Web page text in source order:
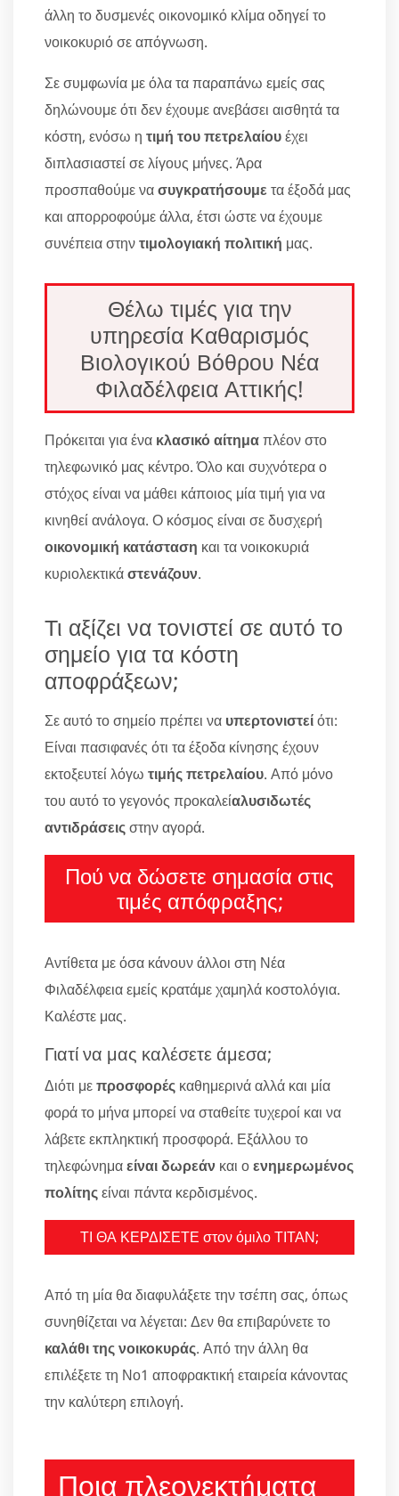
άλλη το δυσμενές οικονομικό κλίμα οδηγεί το
νοικοκυριό σε απόγνωση.
Σε συμφωνία με όλα τα παραπάνω εμείς σας
δηλώνουμε ότι δεν έχουμε ανεβάσει αισθητά τα
κόστη, ενόσω η τιμή του πετρελαίουέχει
διπλασιαστεί σε λίγους μήνες. Άρα
προσπαθούμε νασυγκρατήσουμε τα έξοδά μας
και απορροφούμε άλλα, έτσι ώστε να έχουμε
συνέπεια στηντιμολογιακή πολιτική μας.
Θέλω τιμές για την
υπηρεσία Καθαρισμός
Βιολογικού Βόθρου Νέα
Φιλαδέλφεια Αττικής!
Πρόκειται για ένα κλασικό αίτημαπλέον στο
τηλεφωνικό μας κέντρο. Όλο και συχνότερα ο
στόχος είναι να μάθει κάποιος μία τιμή για να
κινηθεί ανάλογα. Ο κόσμος είναι σε δυσχερή
οικονομική κατάσταση και τα νοικοκυριά
κυριολεκτικάστενάζουν.
Τι αξίζει να τονιστεί σε αυτό το
σημείο για τα κόστη
αποφράξεων;
Σε αυτό το σημείο πρέπει να υπερτονιστείότι:
Είναι πασιφανές ότι τα έξοδα κίνησης έχουν
εκτοξευτεί λόγω τιμής πετρελαίου. Από μόνο
του αυτό το γεγονός προκαλείαλυσιδωτές
αντιδράσειςστην αγορά.
Πού να δώσετε σημασία στις
τιμές απόφραξης;
Αντίθετα με όσα κάνουν άλλοι στη Νέα
Φιλαδέλφεια εμείς κρατάμε χαμηλά κοστολόγια.
Καλέστε μας.
Γιατί να μας καλέσετε άμεσα;
Διότι μεπροσφορές καθημερινά αλλά και μία
φορά το μήνα μπορεί να σταθείτε τυχεροί και να
λάβετε εκπληκτική προσφορά. Εξάλλου το
τηλεφώνημαείναι δωρεάν και οενημερωμένος
πολίτηςείναι πάντα κερδισμένος.
ΤΙ ΘΑ ΚΕΡΔΙΣΕΤΕ στον όμιλο ΤΙΤΑΝ;
Από τη μία θα διαφυλάξετε την τσέπη σας, όπως
συνηθίζεται να λέγεται: Δεν θα επιβαρύνετε το
καλάθι της νοικοκυράς. Από την άλλη θα
επιλέξετε τη Νο1 αποφρακτική εταιρεία κάνοντας
την καλύτερη επιλογή.
Ποια πλεονεκτήματα